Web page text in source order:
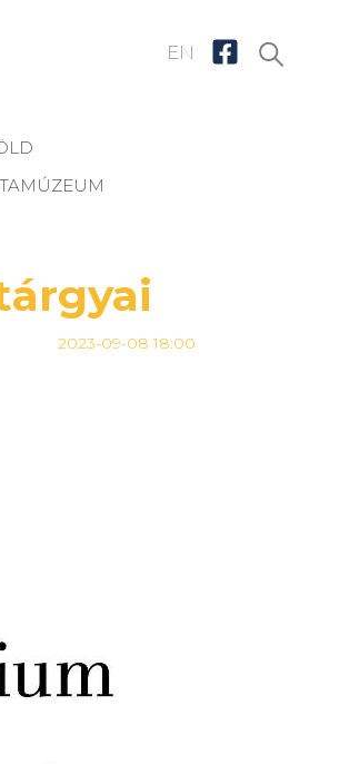
EN
2023-09-08 18:00